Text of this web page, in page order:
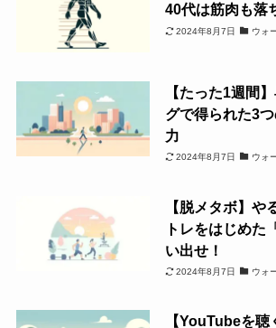
40代は筋肉も落
2024年8月7日 ウォ
【たった1週間
グで得られた3
力
2024年8月7日 ウォ
【脱メタボ】や
トレをはじめた
い出せ！
2024年8月7日 ウォ
【YouTubeを